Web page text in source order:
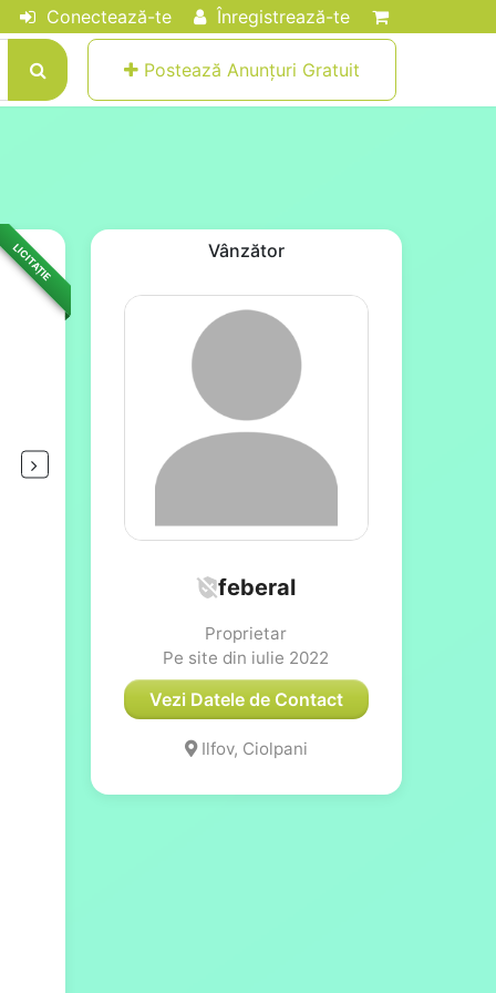
Conectează-te Înregistrează-te
Postează Anunțuri Gratuit
LICITAȚIE Vânzător
feberal
Proprietar
Pe site din iulie 2022
Vezi Datele de Contact
Ilfov, Ciolpani